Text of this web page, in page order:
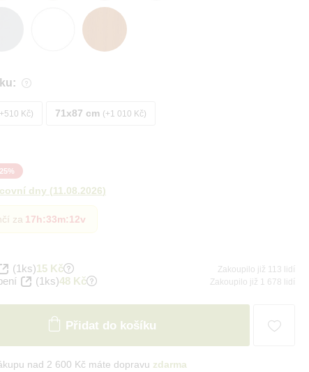
+510 Kč 71x87 cm +1 010 Kč
25%
dny (11.08.2026)
za 17h:33m:11v
(1ks)15 Kč Zakoupilo již 113 lidí
(1ks)48 Kč Zakoupilo již 1 678 lidí
Přidat do košíku
nad 2 600 Kč máte dopravu zdarma